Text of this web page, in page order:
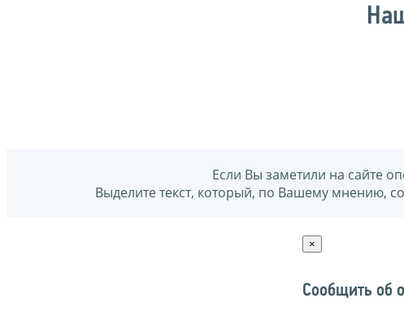
Если Вы заметили на сайте
Выделите текст, который, по Вашему мнению,
×
Сообщить об